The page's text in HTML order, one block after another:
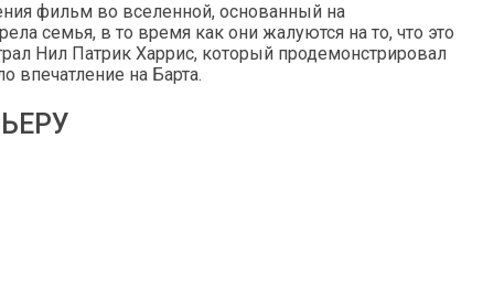
фильм во вселенной, основанный на
семья, в то время как они жалуются на то, что это
Нил Патрик Харрис, который продемонстрировал
впечатление на Барта.